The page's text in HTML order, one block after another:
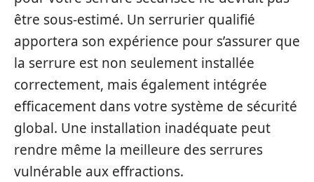
être sous-estimé. Un serrurier qualifié
apportera son expérience pour s’assurer que
la serrure est non seulement installée
correctement, mais également intégrée
efficacement dans votre système de sécurité
global. Une installation inadéquate peut
rendre même la meilleure des serrures
vulnérable aux effractions.